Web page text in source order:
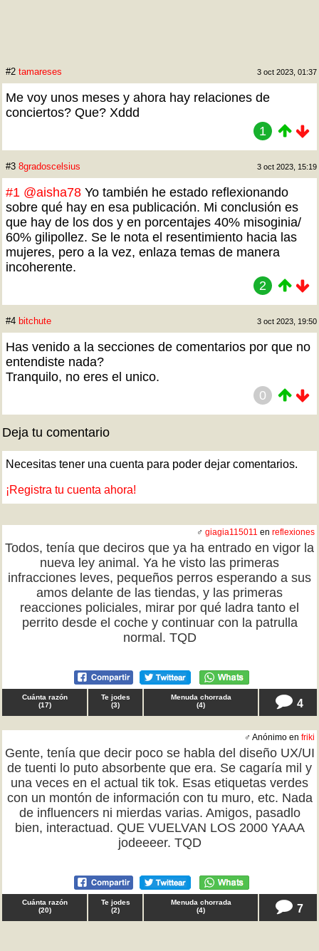
#2 tamareses 3 oct 2023, 01:37
Me voy unos meses y ahora hay relaciones de
conciertos? Que? Xddd
1
#3 8gradoscelsius 3 oct 2023, 15:19
#1 @aisha78 Yo también he estado reflexionando
sobre qué hay en esa publicación. Mi conclusión es
que hay de los dos y en porcentajes 40% misoginia/
60% gilipollez. Se le nota el resentimiento hacia las
mujeres, pero a la vez, enlaza temas de manera
incoherente.
2
#4 bitchute 3 oct 2023, 19:50
Has venido a la secciones de comentarios por que no
entendiste nada?
Tranquilo, no eres el unico.
0
Deja tu comentario
Necesitas tener una cuenta para poder dejar comentarios.
¡Registra tu cuenta ahora!
♂ giagia115011 en reflexiones
Todos, tenía que deciros que ya ha entrado en vigor la
nueva ley animal. Ya he visto las primeras
infracciones leves, pequeños perros esperando a sus
amos delante de las tiendas, y las primeras
reacciones policiales, mirar por qué ladra tanto el
perrito desde el coche y continuar con la patrulla
normal. TQD
Cuánta razón
(17)
Te jodes
(3)
Menuda chorrada
(4) 4
♂ Anónimo en friki
Gente, tenía que decir poco se habla del diseño UX/UI
de tuenti lo puto absorbente que era. Se cagaría mil y
una veces en el actual tik tok. Esas etiquetas verdes
con un montón de información con tu muro, etc. Nada
de influencers ni mierdas varias. Amigos, pasadlo
bien, interactuad. QUE VUELVAN LOS 2000 YAAA
jodeeeer. TQD
Cuánta razón
(20)
Te jodes
(2)
Menuda chorrada
(4) 7